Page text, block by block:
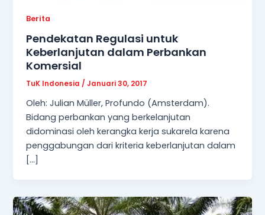
Berita
Pendekatan Regulasi untuk
Keberlanjutan dalam Perbankan
Komersial
TuK Indonesia/Januari 30, 2017
Oleh: Julian Müller, Profundo (Amsterdam).
Bidang perbankan yang berkelanjutan
didominasi oleh kerangka kerja sukarela karena
penggabungan dari kriteria keberlanjutan dalam
[…]